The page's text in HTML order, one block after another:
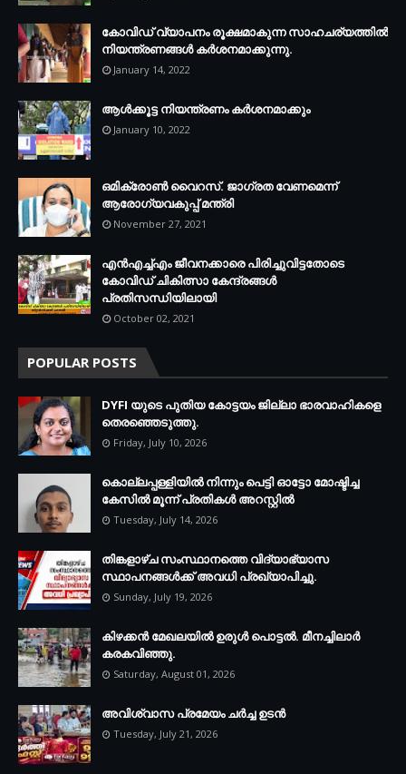
കോവിഡ് വ്യാപനം രൂക്ഷമാകുന്ന സാഹചര്യത്തില്‍
നിയന്ത്രണങ്ങള്‍ കര്‍ശനമാക്കുന്നു.
January 14, 2022
ആള്‍ക്കൂട്ട നിയന്ത്രണം കര്‍ശനമാക്കും
January 10, 2022
ഒമിക്രോണ്‍ വൈറസ്. ജാഗ്രത വേണമെന്ന്
ആരോഗ്യവകുപ്പ് മന്ത്രി
November 27, 2021
എന്‍എച്ച്എം ജീവനക്കാരെ പിരിച്ചുവിട്ടതോടെ
കോവിഡ് ചികിത്സാ കേന്ദ്രങ്ങള്‍
പ്രതിസന്ധിയിലായി
October 02, 2021
POPULAR POSTS
DYFI യുടെ പുതിയ കോട്ടയം ജില്ലാ ഭാരവാഹികളെ
തെരഞ്ഞെടുത്തു.
Friday, July 10, 2026
കൊല്ലപ്പള്ളിയില്‍ നിന്നും പെട്ടി ഓട്ടോ മോഷ്ടിച്ച
കേസില്‍ മൂന്ന് പ്രതികള്‍ അറസ്റ്റില്‍
Tuesday, July 14, 2026
തിങ്കളാഴ്ച സംസ്ഥാനത്തെ വിദ്യാഭ്യാസ
സ്ഥാപനങ്ങള്‍ക്ക് അവധി പ്രഖ്യാപിച്ചു.
Sunday, July 19, 2026
കിഴക്കന്‍ മേഖലയില്‍ ഉരുള്‍ പൊട്ടല്‍. മീനച്ചിലാര്‍
കരകവിഞ്ഞു.
Saturday, August 01, 2026
അവിശ്വാസ പ്രമേയം ചര്‍ച്ച ഉടന്‍
Tuesday, July 21, 2026